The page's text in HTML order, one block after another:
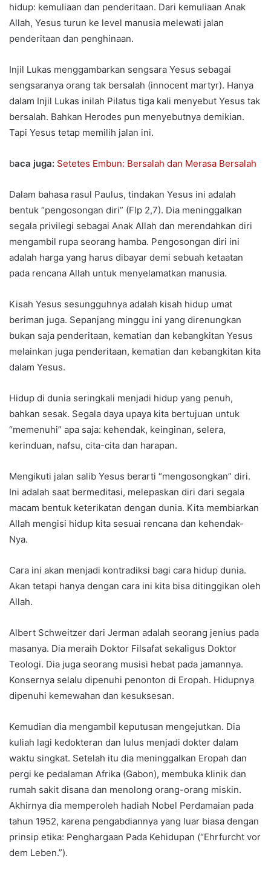
hidup: kemuliaan dan penderitaan. Dari kemuliaan Anak
Allah, Yesus turun ke level manusia melewati jalan
penderitaan dan penghinaan.
Injil Lukas menggambarkan sengsara Yesus sebagai
sengsaranya orang tak bersalah (innocent martyr). Hanya
dalam Injil Lukas inilah Pilatus tiga kali menyebut Yesus tak
bersalah. Bahkan Herodes pun menyebutnya demikian.
Tapi Yesus tetap memilih jalan ini.
baca juga: Setetes Embun: Bersalah dan Merasa Bersalah
Dalam bahasa rasul Paulus, tindakan Yesus ini adalah
bentuk “pengosongan diri” (Flp 2,7). Dia meninggalkan
segala privilegi sebagai Anak Allah dan merendahkan diri
mengambil rupa seorang hamba. Pengosongan diri ini
adalah harga yang harus dibayar demi sebuah ketaatan
pada rencana Allah untuk menyelamatkan manusia.
Kisah Yesus sesungguhnya adalah kisah hidup umat
beriman juga. Sepanjang minggu ini yang direnungkan
bukan saja penderitaan, kematian dan kebangkitan Yesus
melainkan juga penderitaan, kematian dan kebangkitan kita
dalam Yesus.
Hidup di dunia seringkali menjadi hidup yang penuh,
bahkan sesak. Segala daya upaya kita bertujuan untuk
“memenuhi” apa saja: kehendak, keinginan, selera,
kerinduan, nafsu, cita-cita dan harapan.
Mengikuti jalan salib Yesus berarti “mengosongkan” diri.
Ini adalah saat bermeditasi, melepaskan diri dari segala
macam bentuk keterikatan dengan dunia. Kita membiarkan
Allah mengisi hidup kita sesuai rencana dan kehendak-
Nya.
Cara ini akan menjadi kontradiksi bagi cara hidup dunia.
Akan tetapi hanya dengan cara ini kita bisa ditinggikan oleh
Allah.
Albert Schweitzer dari Jerman adalah seorang jenius pada
masanya. Dia meraih Doktor Filsafat sekaligus Doktor
Teologi. Dia juga seorang musisi hebat pada jamannya.
Konsernya selalu dipenuhi penonton di Eropah. Hidupnya
dipenuhi kemewahan dan kesuksesan.
Kemudian dia mengambil keputusan mengejutkan. Dia
kuliah lagi kedokteran dan lulus menjadi dokter dalam
waktu singkat. Setelah itu dia meninggalkan Eropah dan
pergi ke pedalaman Afrika (Gabon), membuka klinik dan
rumah sakit disana dan menolong orang-orang miskin.
Akhirnya dia memperoleh hadiah Nobel Perdamaian pada
tahun 1952, karena pengabdiannya yang luar biasa dengan
prinsip etika: Penghargaan Pada Kehidupan (“Ehrfurcht vor
dem Leben.”).